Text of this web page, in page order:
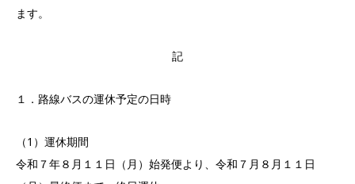
ます。
記
１．路線バスの運休予定の日時
（1）運休期間
令和７年８月１１日（月）始発便より、 令和７月８月１１日